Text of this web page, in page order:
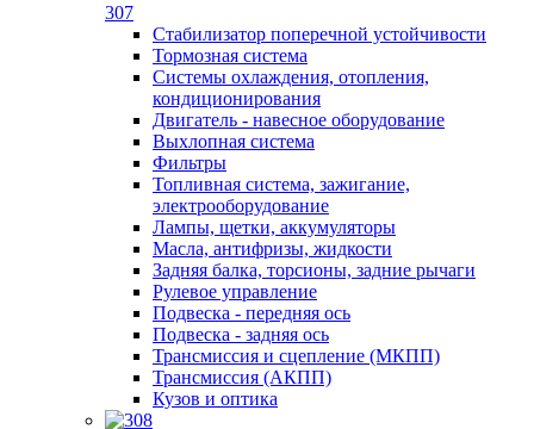
307
Стабилизатор поперечной устойчивости
Тормозная система
Системы охлаждения, отопления,
кондиционирования
Двигатель - навесное оборудование
Выхлопная система
Фильтры
Топливная система, зажигание,
электрооборудование
Лампы, щетки, аккумуляторы
Масла, антифризы, жидкости
Задняя балка, торсионы, задние рычаги
Рулевое управление
Подвеска - передняя ось
Подвеска - задняя ось
Трансмиссия и сцепление (МКПП)
Трансмиссия (АКПП)
Кузов и оптика